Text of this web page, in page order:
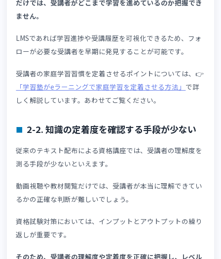
関する課題を抱えています。ここでは、よくある運営課題
握したうえで、自社の課題を整理しておきましょう。
2-1. 受講者の学習状況を把握できない
多くの資格講座は、受講者の家庭学習状況を把握しきれて
いても気づけず、試験直前になって学習不足が発覚するケ
スもあるでしょう。
このような課題の原因は、テキスト教材や集合研修が中心
あった従来の講座運営にあります。ただ教材を配布してい
だけでは、受講者がどこまで学習を進めているのか把握で
LMSであれば学習進捗や受講履歴を可視化できるため、フ
ローが必要な受講者を早期に発見することが可能です。